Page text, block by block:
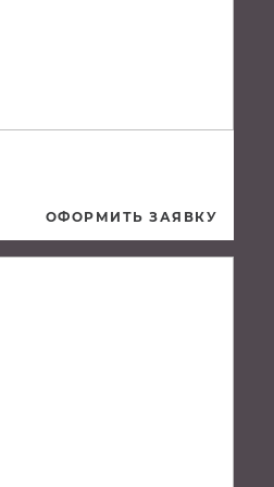
ОФОРМИТЬ ЗАЯВКУ